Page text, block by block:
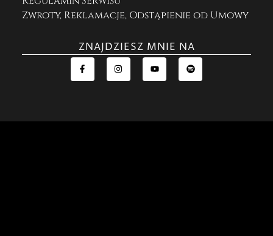
Zwroty, Reklamacje, Odstąpienie od Umowy
ZNAJDZIESZ MNIE NA